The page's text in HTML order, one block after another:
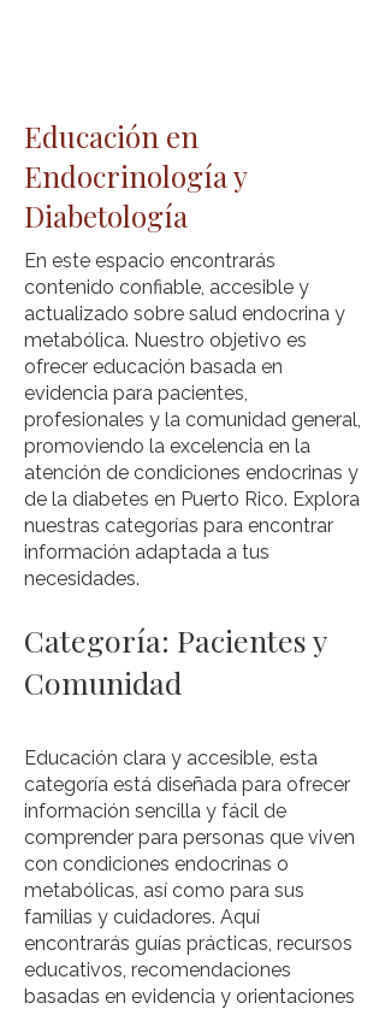
Educación en
Endocrinología y
Diabetología
En este espacio encontrarás
contenido confiable, accesible y
actualizado sobre salud endocrina y
metabólica. Nuestro objetivo es
ofrecer educación basada en
evidencia para pacientes,
profesionales y la comunidad general,
promoviendo la excelencia en la
atención de condiciones endocrinas y
de la diabetes en Puerto Rico. Explora
nuestras categorías para encontrar
información adaptada a tus
necesidades.
Categoría: Pacientes y
Comunidad
Educación clara y accesible, esta
categoría está diseñada para ofrecer
información sencilla y fácil de
comprender para personas que viven
con condiciones endocrinas o
metabólicas, así como para sus
familias y cuidadores. Aquí
encontrarás guías prácticas, recursos
educativos, recomendaciones
basadas en evidencia y orientaciones